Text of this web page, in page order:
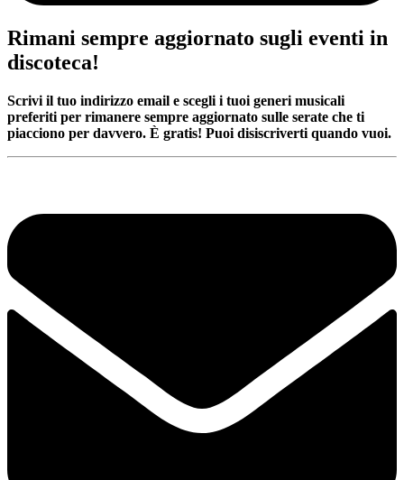
Rimani sempre aggiornato sugli eventi in
discoteca!
Scrivi il tuo indirizzo email e scegli i tuoi generi musicali
preferiti per rimanere sempre aggiornato sulle serate che ti
piacciono per davvero. È gratis! Puoi disiscriverti quando vuoi.